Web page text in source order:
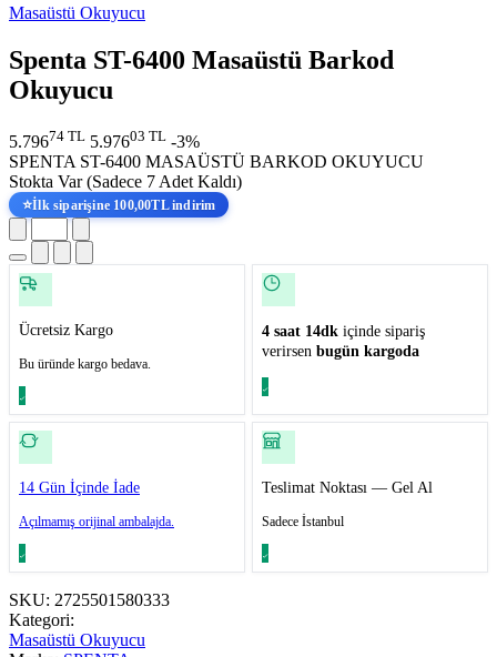
Masaüstü Okuyucu
Spenta ST-6400 Masaüstü Barkod
Okuyucu
5.79674 TL 5.97603 TL -3%
SPENTA ST-6400 MASAÜSTÜ BARKOD OKUYUCU
Stokta Var (Sadece 7 Adet Kaldı)
⭐İlk siparişine 100,00TL indirim
Ücretsiz Kargo
Bu üründe kargo bedava.
4 saat 14dk içinde sipariş
verirsen bugün kargoda
14 Gün İçinde İade
Açılmamış orijinal ambalajda.
Teslimat Noktası — Gel Al
Sadece İstanbul
SKU: 2725501580333
Kategori:
Masaüstü Okuyucu